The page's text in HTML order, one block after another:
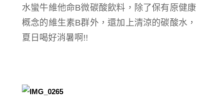
水蠻牛維他命B微碳酸飲料，除了保有原健康
概念的維生素B群外，還加上清涼的碳酸水，
夏日喝好消暑啊!!